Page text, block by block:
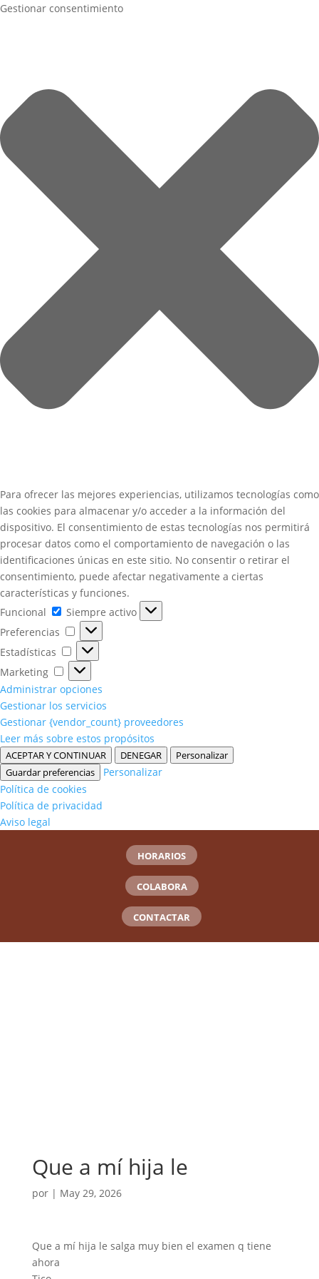
Gestionar consentimiento
Para ofrecer las mejores experiencias, utilizamos tecnologías como
las cookies para almacenar y/o acceder a la información del
dispositivo. El consentimiento de estas tecnologías nos permitirá
procesar datos como el comportamiento de navegación o las
identificaciones únicas en este sitio. No consentir o retirar el
consentimiento, puede afectar negativamente a ciertas
características y funciones.
Funcional
Funcional
Siempre activo
Preferencias
Preferencias
Estadísticas
Estadísticas
Marketing
Marketing
Administrar opciones
Gestionar los servicios
Gestionar {vendor_count} proveedores
Leer más sobre estos propósitos
ACEPTAR Y CONTINUAR DENEGAR
Personalizar
Guardar preferencias
Personalizar
Política de cookies
Política de privacidad
Aviso legal
HORARIOS
COLABORA
CONTACTAR
Que a mí hija le
por | May 29, 2026
Que a mí hija le salga muy bien el examen q tiene
ahora